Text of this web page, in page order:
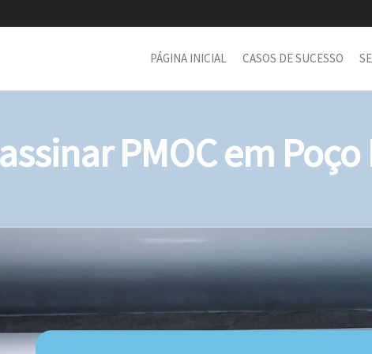
PÁGINA INICIAL CASOS DE SUCESSO
PMOC em Poço